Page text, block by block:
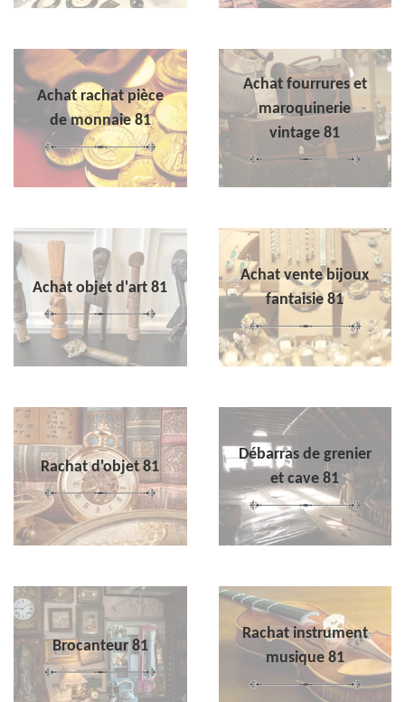
Achat rachat pièce
de monnaie 81
Achat fourrures et
maroquinerie
vintage 81
Achat objet d'art 81
Achat vente bijoux
fantaisie 81
Rachat d'objet 81
Débarras de grenier
et cave 81
Brocanteur 81
Rachat instrument
musique 81